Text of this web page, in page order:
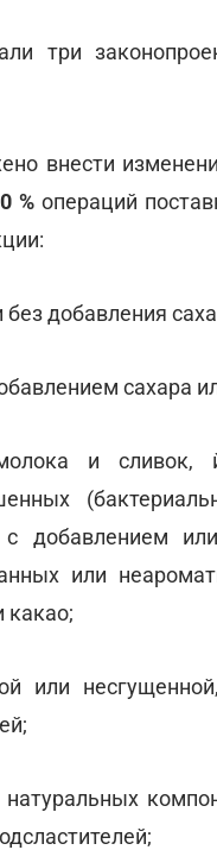
три
внести
% операций
добавления
сахара
и
добавлением
или
какао;
или
натуральных